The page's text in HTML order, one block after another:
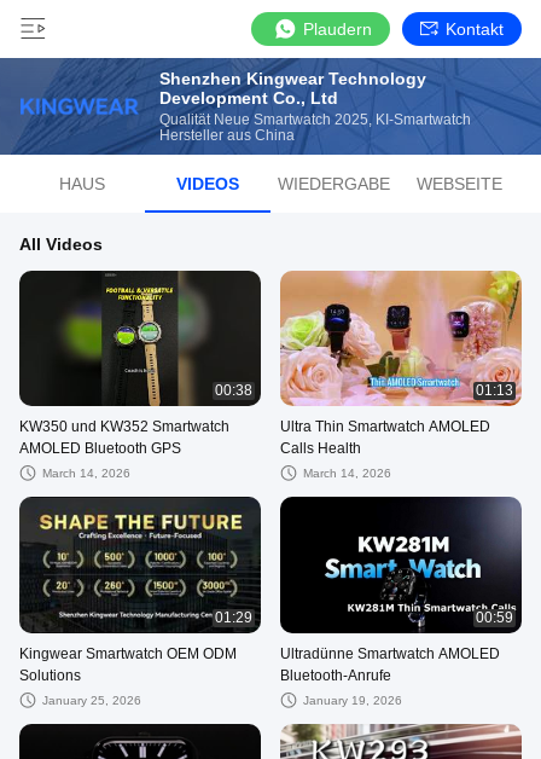
Plaudern Kontakt
Shenzhen Kingwear Technology
Development Co., Ltd
Qualität Neue Smartwatch 2025, KI-Smartwatch
Hersteller aus China
HAUS VIDEOS WIEDERGABE WEBSEITE
All Videos
00:38
KW350 und KW352 Smartwatch
AMOLED Bluetooth GPS
March 14, 2026
01:13
Ultra Thin Smartwatch AMOLED
Calls Health
March 14, 2026
01:29
Kingwear Smartwatch OEM ODM
Solutions
January 25, 2026
00:59
Ultradünne Smartwatch AMOLED
Bluetooth-Anrufe
January 19, 2026